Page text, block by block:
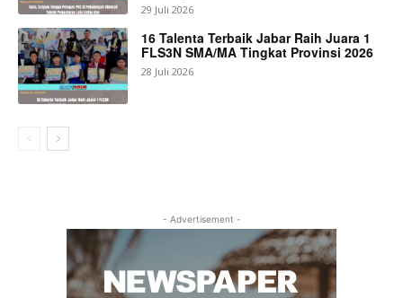
29 Juli 2026
16 Talenta Terbaik Jabar Raih Juara 1
FLS3N SMA/MA Tingkat Provinsi 2026
28 Juli 2026
- Advertisement -